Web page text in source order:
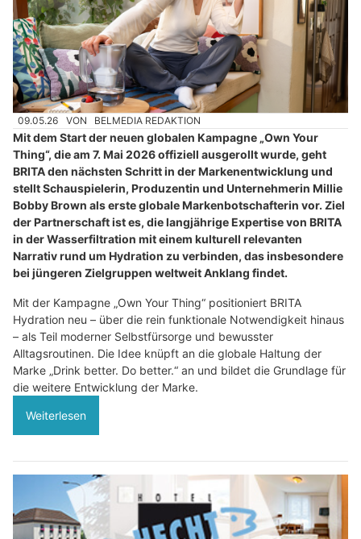
09.05.26 VON BELMEDIA REDAKTION
Mit dem Start der neuen globalen Kampagne „Own Your
Thing“, die am 7. Mai 2026 offiziell ausgerollt wurde, geht
BRITA den nächsten Schritt in der Markenentwicklung und
stellt Schauspielerin, Produzentin und Unternehmerin Millie
Bobby Brown als erste globale Markenbotschafterin vor. Ziel
der Partnerschaft ist es, die langjährige Expertise von BRITA
in der Wasserfiltration mit einem kulturell relevanten
Narrativ rund um Hydration zu verbinden, das insbesondere
bei jüngeren Zielgruppen weltweit Anklang findet.
Mit der Kampagne „Own Your Thing“ positioniert BRITA
Hydration neu – über die rein funktionale Notwendigkeit hinaus
– als Teil moderner Selbstfürsorge und bewusster
Alltagsroutinen. Die Idee knüpft an die globale Haltung der
Marke „Drink better. Do better.“ an und bildet die Grundlage für
die weitere Entwicklung der Marke.
Weiterlesen